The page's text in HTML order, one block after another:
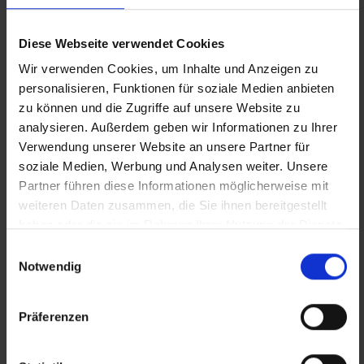
Diese Webseite verwendet Cookies
Wir verwenden Cookies, um Inhalte und Anzeigen zu
personalisieren, Funktionen für soziale Medien anbieten
zu können und die Zugriffe auf unsere Website zu
analysieren. Außerdem geben wir Informationen zu Ihrer
Verwendung unserer Website an unsere Partner für
soziale Medien, Werbung und Analysen weiter. Unsere
Partner führen diese Informationen möglicherweise mit
weiteren Daten zusammen, die Sie ihnen bereitgestellt
Notwendig
Präferenzen
Engagement und Loyalität, den Rest bringen wir
den Leuten bei“, sagt Gerlinde Leitner. Bei
Bewerbungsgesprächen mit Kandidat:innen
erlebt sie immer wieder Überraschungen. Sie
denkt an eine Bewerberin, die sich als
Reinigungskraft vorgestellt hatte. Zurückhaltend,
fast unscheinbar, wirkte sie im ersten Moment.
Doch dann kam heraus: Sie spricht fünf Sprachen
und hat bereits im Kund:innenservice gearbeitet.
Leitner wusste sofort, dass sie nicht nur in der
Reinigung gut aufgehoben wäre. Heute arbeitet
großartige Arbeit.
Eine andere Geschichte hat sich besonders bei